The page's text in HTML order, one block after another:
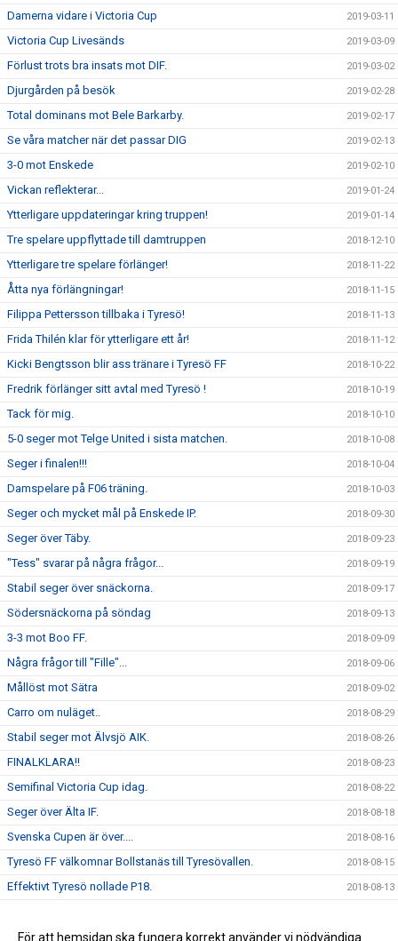
Damerna vidare i Victoria Cup 2019-03-11
Victoria Cup Livesänds 2019-03-09
Förlust trots bra insats mot DIF. 2019-03-02
Djurgården på besök 2019-02-28
Total dominans mot Bele Barkarby. 2019-02-17
Se våra matcher när det passar DIG 2019-02-13
3-0 mot Enskede 2019-02-10
Vickan reflekterar... 2019-01-24
Ytterligare uppdateringar kring truppen! 2019-01-14
Tre spelare uppflyttade till damtruppen 2018-12-10
Ytterligare tre spelare förlänger! 2018-11-22
Åtta nya förlängningar! 2018-11-15
Filippa Pettersson tillbaka i Tyresö! 2018-11-13
Frida Thilén klar för ytterligare ett år! 2018-11-12
Kicki Bengtsson blir ass tränare i Tyresö FF 2018-10-22
Fredrik förlänger sitt avtal med Tyresö ! 2018-10-19
Tack för mig. 2018-10-10
5-0 seger mot Telge United i sista matchen. 2018-10-08
Seger i finalen!!! 2018-10-04
Damspelare på F06 träning. 2018-10-03
Seger och mycket mål på Enskede IP. 2018-09-30
Seger över Täby. 2018-09-23
"Tess" svarar på några frågor... 2018-09-19
Stabil seger över snäckorna. 2018-09-17
Södersnäckorna på söndag 2018-09-13
3-3 mot Boo FF. 2018-09-09
Några frågor till "Fille"... 2018-09-06
Mållöst mot Sätra 2018-09-02
Carro om nuläget.. 2018-08-29
Stabil seger mot Älvsjö AIK. 2018-08-26
FINALKLARA!! 2018-08-23
Semifinal Victoria Cup idag. 2018-08-22
Seger över Älta IF. 2018-08-18
Svenska Cupen är över.... 2018-08-16
Tyresö FF välkomnar Bollstanäs till Tyresövallen. 2018-08-15
Effektivt Tyresö nollade P18. 2018-08-13
Seger mot AIK. 2018-02-03
För att hemsidan ska fungera korrekt använder vi nödvändiga